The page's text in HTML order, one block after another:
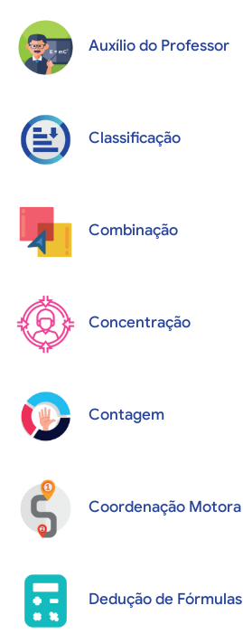
Auxílio do Professor
Classificação
Combinação
Concentração
Contagem
Coordenação Motora
Dedução de Fórmulas